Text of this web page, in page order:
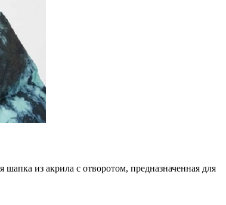
из акрила с отворотом, предназначенная для